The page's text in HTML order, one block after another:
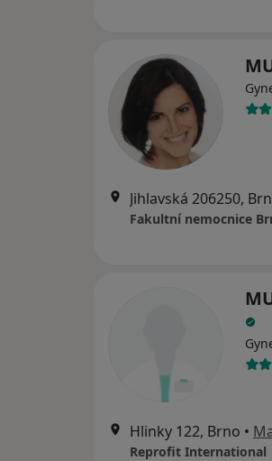
Jihlavská 206250,
Fakultní nemocnice
Hlinky 122, Brno •
Reprofit International